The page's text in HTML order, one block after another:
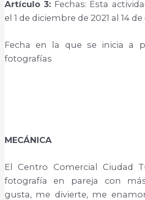
Artículo 3: Fechas: Esta
el 1 de diciembre de 2021 al 14
Fecha en la que se inicia a
fotografías
MECÁNICA
El Centro Comercial Ciudad
fotografía en pareja con
gusta, me divierte, me